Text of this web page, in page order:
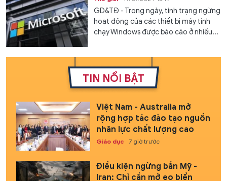
GD&TĐ - Trong ngày, tình trạng ngừng
hoạt động của các thiết bị máy tính
chạy Windows được báo cáo ở nhiều...
TIN NỔI BẬT
Việt Nam - Australia mở
rộng hợp tác đào tạo nguồn
nhân lực chất lượng cao
Giáo dục 7 giờ trước
Điều kiện ngừng bắn Mỹ -
Iran: Chỉ cần mở eo biển